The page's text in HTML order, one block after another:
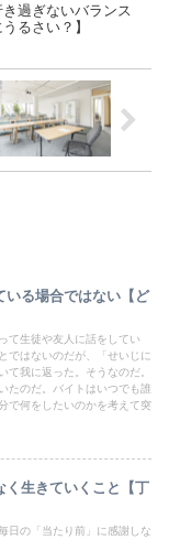
過ぎないバランス
るさい？】
いる場合ではない【ど
て生徒や友人に話をしてい
ではないのだが、「せいじに
て我に返った。そうなのだ。
たのだ。バイトはいつでも誰
で何をしたいのかを考えて突
く生きていくこと【丁
日の「当たり前」に感謝しな